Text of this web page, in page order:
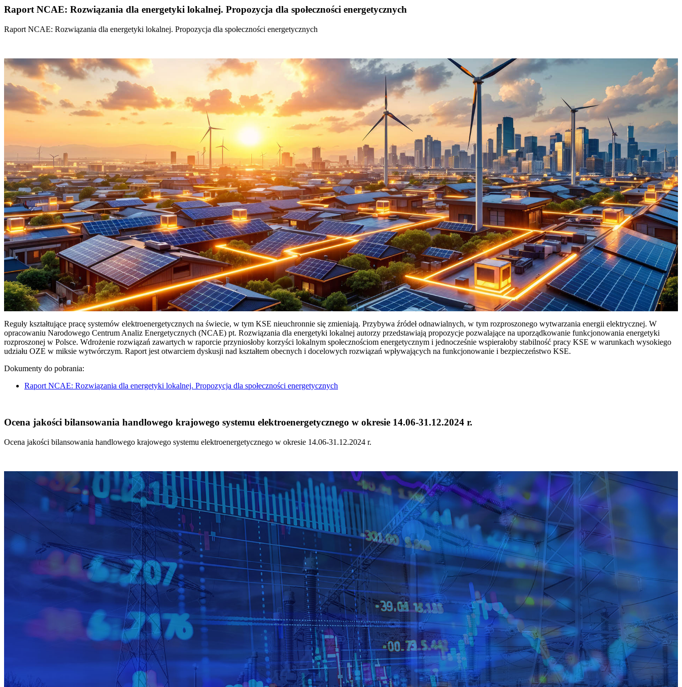
Raport NCAE: Rozwiązania dla energetyki lokalnej. Propozycja dla społeczności energetycznych
Raport NCAE: Rozwiązania dla energetyki lokalnej. Propozycja dla społeczności energetycznych
Reguły kształtujące pracę systemów elektroenergetycznych na świecie, w tym KSE nieuchronnie się zmieniają. Przybywa źródeł odnawialnych, w tym rozproszonego wytwarzania energii elektrycznej. W
opracowaniu Narodowego Centrum Analiz Energetycznych (NCAE) pt. Rozwiązania dla energetyki lokalnej autorzy przedstawiają propozycje pozwalające na uporządkowanie funkcjonowania energetyki
rozproszonej w Polsce. Wdrożenie rozwiązań zawartych w raporcie przyniosłoby korzyści lokalnym społecznościom energetycznym i jednocześnie wspierałoby stabilność pracy KSE w warunkach wysokiego
udziału OZE w miksie wytwórczym. Raport jest otwarciem dyskusji nad kształtem obecnych i docelowych rozwiązań wpływających na funkcjonowanie i bezpieczeństwo KSE.
Dokumenty do pobrania:
Raport NCAE: Rozwiązania dla energetyki lokalnej. Propozycja dla społeczności energetycznych
Ocena jakości bilansowania handlowego krajowego systemu elektroenergetycznego w okresie 14.06-31.12.2024 r.
Ocena jakości bilansowania handlowego krajowego systemu elektroenergetycznego w okresie 14.06-31.12.2024 r.